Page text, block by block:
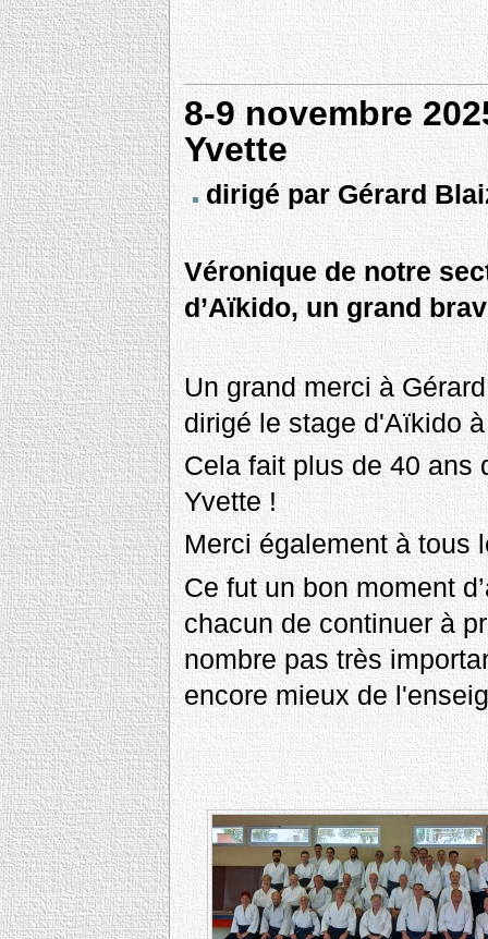
8-9 novembre
Yvette
dirigé par Gérard
Véronique de notre
d’Aïkido, un grand
Un grand merci à
dirigé le stage d'Aïkido
Cela fait plus de 40 ans
Yvette !
Merci également à tous
Ce fut un bon moment
chacun de continuer à
nombre pas très
encore mieux de